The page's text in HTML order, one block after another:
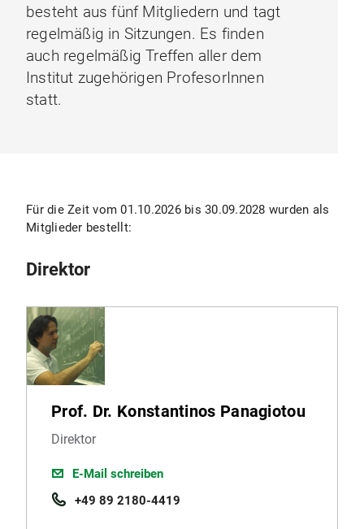
besteht aus fünf Mitgliedern und tagt
regelmäßig in Sitzungen. Es finden
auch regelmäßig Treffen aller dem
Institut zugehörigen ProfesorInnen
statt.
Für die Zeit vom 01.10.2026 bis 30.09.2028 wurden als
Mitglieder bestellt:
Direktor
Prof. Dr. Konstantinos Panagiotou
Direktor
E-Mail schreiben
+49 89 2180-4419